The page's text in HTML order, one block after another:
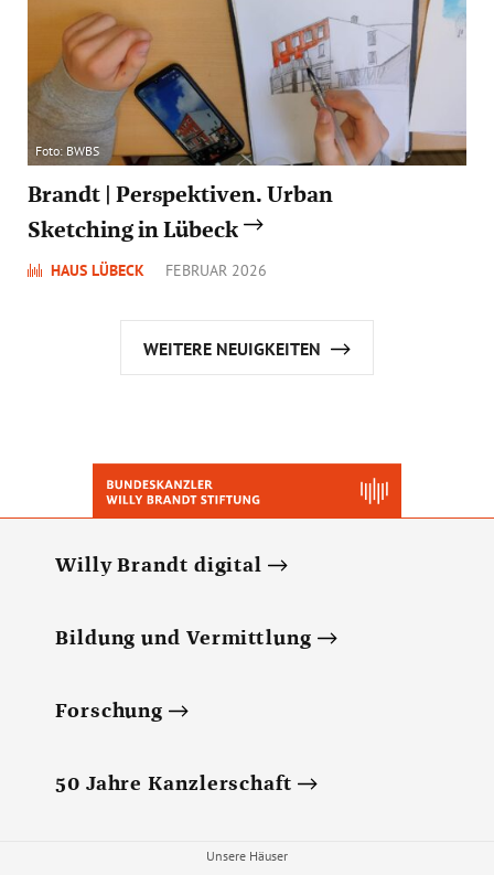
Foto: BWBS
Brandt | Perspektiven. Urban
Sketching in Lübeck
HAUS LÜBECK FEBRUAR 2026
WEITERE NEUIGKEITEN
Willy Brandt digital
Bildung und Vermittlung
Forschung
50 Jahre Kanzlerschaft
Unsere Häuser